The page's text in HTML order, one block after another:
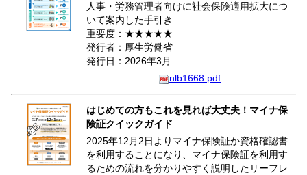
人事・労務管理者向けに社会保険適用拡大につ
いて案内した手引き
重要度：★★★★★
発行者：厚生労働省
発行日：2026年3月
nlb1668.pdf
はじめての方もこれを見れば大丈夫！マイナ保
険証クイックガイド
2025年12月2日よりマイナ保険証か資格確認書
を利用することになり、マイナ保険証を利用す
るための流れを分かりやすく説明したリーフレ